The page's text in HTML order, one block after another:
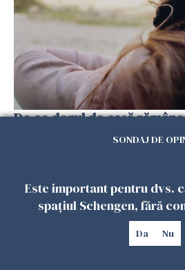
De ce dorul de casă
românii plecați în diaspora?
SONDAJ DE
Este important pentru dvs.
spațiul Schengen, fără
Da Nu